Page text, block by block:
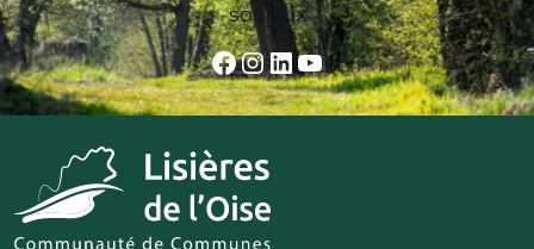
sociaux
Facebook
Instagram
LinkedIn
YouTube